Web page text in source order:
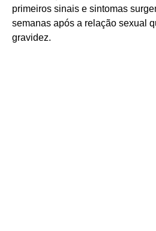
primeiros sinais e sintomas
semanas após a relação sexual
gravidez.